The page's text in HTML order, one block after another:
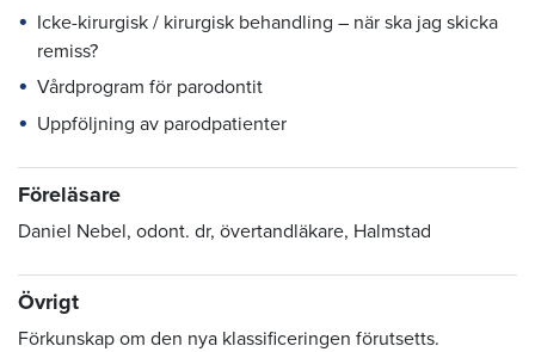
Icke-kirurgisk / kirurgisk behandling – när ska jag skicka
remiss?
Vårdprogram för parodontit
Uppföljning av parodpatienter
Föreläsare
Daniel Nebel, odont. dr, övertandläkare, Halmstad
Övrigt
Förkunskap om den nya klassificeringen förutsetts.